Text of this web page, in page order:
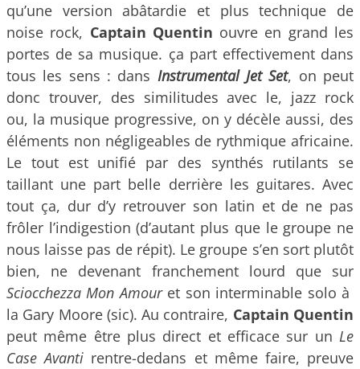
qu’une version abâtardie et plus technique de
noise rock, Captain Quentin ouvre en grand les
portes de sa musique. ça part effectivement dans
tous les sens : dans Instrumental Jet Set, on peut
donc trouver, des similitudes avec le, jazz rock
ou, la musique progressive, on y décèle aussi, des
éléments non négligeables de rythmique africaine.
Le tout est unifié par des synthés rutilants se
taillant une part belle derrière les guitares. Avec
tout ça, dur d’y retrouver son latin et de ne pas
frôler l’indigestion (d’autant plus que le groupe ne
nous laisse pas de répit). Le groupe s’en sort plutôt
bien, ne devenant franchement lourd que sur
Sciocchezza Mon Amouret son interminable solo à
la Gary Moore (sic). Au contraire, Captain Quentin
peut même être plus direct et efficace sur un Le
Case Avanti rentre-dedans et même faire, preuve